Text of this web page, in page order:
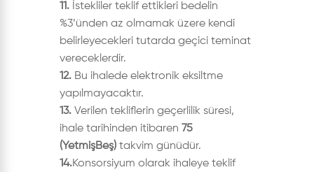
11. İstekliler teklif ettikleri bedelin
%3’ünden az olmamak üzere kendi
belirleyecekleri tutarda geçici teminat
vereceklerdir.
12. Bu ihalede elektronik eksiltme
yapılmayacaktır.
13. Verilen tekliflerin geçerlilik süresi,
ihale tarihinden itibaren 75
(YetmişBeş) takvim günüdür.
14.Konsorsiyum olarak ihaleye teklif